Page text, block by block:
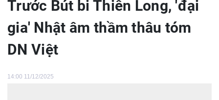
Trước Bút bi Thiên Long, 'đại
gia' Nhật âm thầm thâu tóm
DN Việt
14:00 11/12/2025